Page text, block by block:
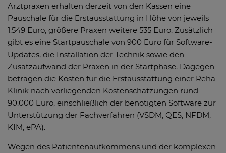
Arztpraxen erhalten derzeit von den Kassen eine
Pauschale für die Erstausstattung in Höhe von jeweils
1.549 Euro, größere Praxen weitere 535 Euro. Zusätzlich
gibt es eine Startpauschale von 900 Euro für Software-
Updates, die Installation der Technik sowie den
Zusatzaufwand der Praxen in der Startphase. Dagegen
betragen die Kosten für die Erstausstattung einer Reha-
Klinik nach vorliegenden Kostenschätzungen rund
90.000 Euro, einschließlich der benötigten Software zur
Unterstützung der Fachverfahren (VSDM, QES, NFDM,
KIM, ePA).
Wegen des Patientenaufkommens und der komplexen